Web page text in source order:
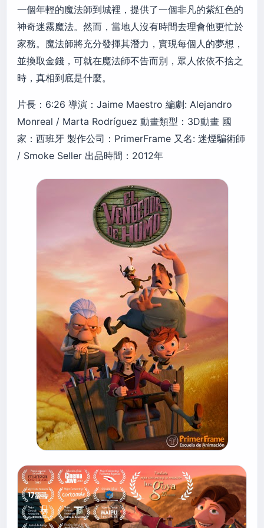
一個年輕的魔法師到城裡，提供了一個非凡的紫紅色的
神奇迷霧魔法。然而，當地人沒有時間去理會他更忙於
家務。魔法師將充分發揮其潛力，實現每個人的夢想，
並換取金錢，可就在魔法師不告而別，眾人依依不捨之
時，真相到底是什麼。
片長：6:26 導演：Jaime Maestro 編劇: Alejandro
Monreal / Marta Rodríguez 動畫類型：3D動畫 國
家：西班牙 製作公司：PrimerFrame 又名: 迷煙騙術師
/ Smoke Seller 出品時間：2012年